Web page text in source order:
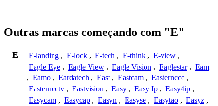
Outras marcas começando com "E"
E E-landing , E-lock , E-tech , E-think , E-view ,
Eagle Eye , Eagle View , Eagle Vision , Eaglestar , Eam
, Eamo , Eardatech , East , Eastcam , Easternccc ,
Easterncctv , Eastvision , Easy , Easy Ip , Easy4ip ,
Easycam , Easycap , Easyn , Easyse , Easytao , Easyz ,